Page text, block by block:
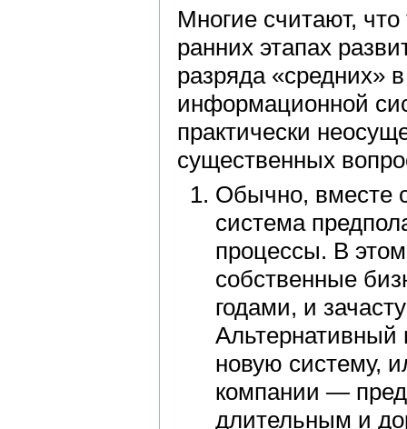
Многие считают,
ранних этапах
разряда «средних»
информационной
практически
существенных
Обычно, вместе
система
процессы. В
собственные
годами, и
Альтернативный
новую систему,
компании —
длительным и